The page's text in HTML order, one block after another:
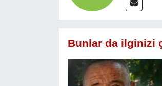
Bunlar da ilginizi